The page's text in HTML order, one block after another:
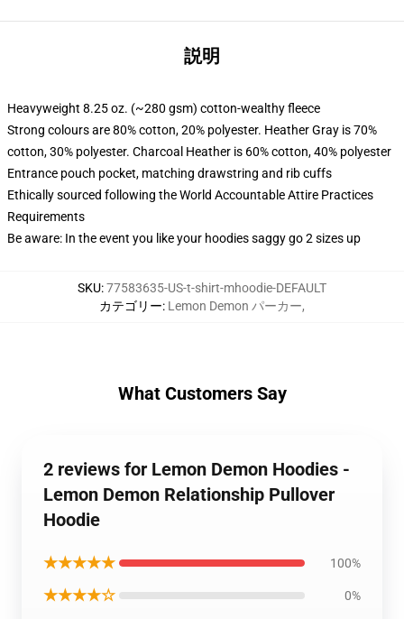
説明
Heavyweight 8.25 oz. (~280 gsm) cotton-wealthy fleece
Strong colours are 80% cotton, 20% polyester. Heather Gray is 70%
cotton, 30% polyester. Charcoal Heather is 60% cotton, 40% polyester
Entrance pouch pocket, matching drawstring and rib cuffs
Ethically sourced following the World Accountable Attire Practices
Requirements
Be aware: In the event you like your hoodies saggy go 2 sizes up
SKU:77583635-US-t-shirt-mhoodie-DEFAULT
カテゴリー: Lemon Demon パーカー,
What Customers Say
2 reviews for Lemon Demon Hoodies -
Lemon Demon Relationship Pullover
Hoodie
★★★★★ 100%
★★★★☆ 0%